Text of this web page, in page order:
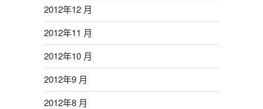
2012年12 月
2012年11 月
2012年10 月
2012年9 月
2012年8 月